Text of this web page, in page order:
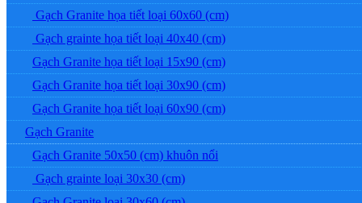
Gạch Granite họa tiết loại 60x60 (cm)
Gạch grainte họa tiết loại 40x40 (cm)
Gạch Granite họa tiết loại 15x90 (cm)
Gạch Granite họa tiết loại 30x90 (cm)
Gạch Granite họa tiết loại 60x90 (cm)
Gạch Granite
Gạch Granite 50x50 (cm) khuôn nổi
Gạch grainte loại 30x30 (cm)